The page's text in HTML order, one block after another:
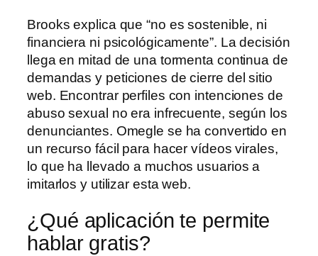
Brooks explica que “no es sostenible, ni
financiera ni psicológicamente”. La decisión
llega en mitad de una tormenta continua de
demandas y peticiones de cierre del sitio
web. Encontrar perfiles con intenciones de
abuso sexual no era infrecuente, según los
denunciantes. Omegle se ha convertido en
un recurso fácil para hacer vídeos virales,
lo que ha llevado a muchos usuarios a
imitarlos y utilizar esta web.
¿Qué aplicación te permite
hablar gratis?